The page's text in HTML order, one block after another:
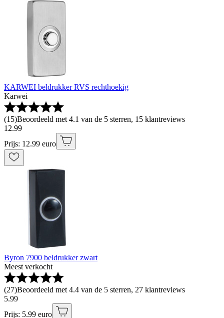
KARWEI beldrukker RVS rechthoekig
Karwei
(15)Beoordeeld met 4.1 van de 5 sterren, 15 klantreviews
12.99
Prijs: 12.99 euro
Byron 7900 beldrukker zwart
Meest verkocht
(27)Beoordeeld met 4.4 van de 5 sterren, 27 klantreviews
5.99
Prijs: 5.99 euro